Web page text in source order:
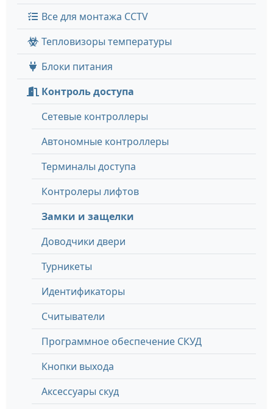
Все для монтажа CCTV
Тепловизоры температуры
Блоки питания
Контроль доступа
Сетевые контроллеры
Автономные контроллеры
Терминалы доступа
Контролеры лифтов
Замки и защелки
Доводчики двери
Турникеты
Идентификаторы
Считыватели
Программное обеспечение СКУД
Кнопки выхода
Аксессуары скуд